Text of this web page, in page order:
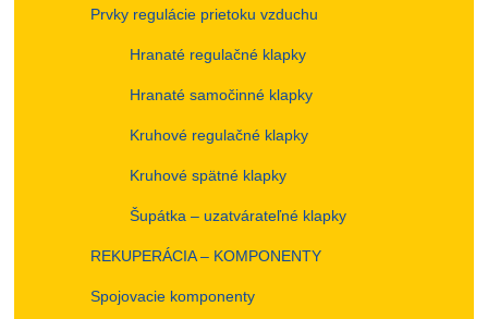
Prvky regulácie prietoku vzduchu
Hranaté regulačné klapky
Hranaté samočinné klapky
Kruhové regulačné klapky
Kruhové spätné klapky
Šupátka – uzatvárateľné klapky
REKUPERÁCIA – KOMPONENTY
Spojovacie komponenty